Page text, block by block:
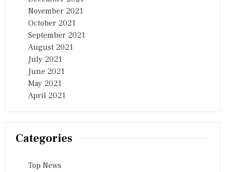
November 2021
October 2021
September 2021
August 2021
July 2021
June 2021
May 2021
April 2021
Categories
Top News